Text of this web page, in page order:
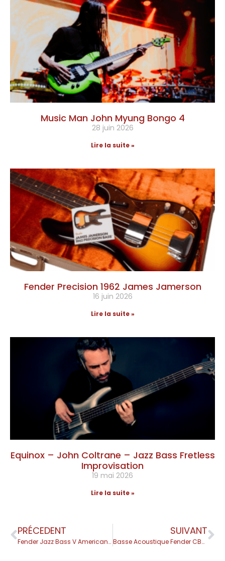
Music Man John Myung Bongo 4
28 juin 2026
Lire la suite »
Fender Precision 1962 James Jamerson
16 juin 2026
Lire la suite »
Equinox – John Coltrane – Jazz Bass Fretless
Improvisation
19 mai 2026
Lire la suite »
PRÉCEDENT
Fender Jazz Bass V American Elite – Test Complet
SUIVANT
Basse Acoustique Fender CB-60SCE – Test